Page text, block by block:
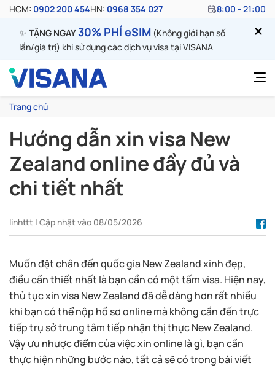
HCM: 0902 200 454HN: 0968 354 027 8:00 - 21:00
✨ TẶNG NGAY30% PHÍ eSIM (Không giới hạn số
lần/giá trị) khi sử dụng các dịch vụ visa tại VISANA
Trang chủ
Hướng dẫn xin visa New
Zealand online đầy đủ và
chi tiết nhất
linhttt | Cập nhật vào 08/05/2026
Muốn đặt chân đến quốc gia New Zealand xinh đẹp,
điều cần thiết nhất là bạn cần có một tấm visa. Hiện nay,
thủ tục xin visa New Zealand đã dễ dàng hơn rất nhiều
khi bạn có thể nộp hồ sơ online mà không cần đến trực
tiếp trụ sở trung tâm tiếp nhận thị thực New Zealand.
Vậy ưu nhược điểm của việc xin online là gì, bạn cần
thực hiện những bước nào, tất cả sẽ có trong bài viết